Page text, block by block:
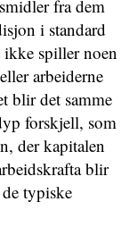
fra dem
i standard
ikke spiller noen
arbeiderne
blir det samme
forskjell, som
der kapitalen
blir
typiske